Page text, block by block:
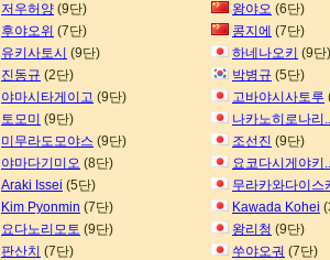
저우허양 (9단) 왕야오 (6단)
후야오위 (7단) 콩지에 (7단)
유키사토시 (9단) 하네나오키 (9단)
진동규 (2단) 박병규 (5단)
야마시타게이고 (9단) 고바야시사토루
토모미 (9단)
나카노히로나리..
미무라도모야스 (9단) 조선진 (9단)
야마다기미오 (8단)
요코다시게야키..
Araki Issei (5단)
무라카와다이스
Kim Pyonmin (7단) Kawada Kohei
요다노리모토 (9단) 왕리청 (9단)
판산치 (7단) 쑤야오궈 (7단)